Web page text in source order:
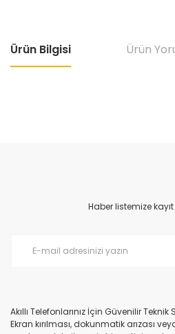
Ürün Bilgisi Ürün
Ürün resmi kalitesiz, bozuk veya
Ürün açıklamasında eksik bilgiler
Haber listemize
Akıllı Telefonlarınız İçin Güvenilir
Ekran kırılması, dokunmatik arızası